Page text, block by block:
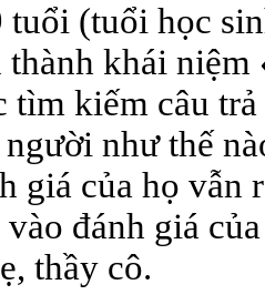
tuổi (tuổi học
khái niệm
tìm kiếm câu
như thế
giá của họ vẫn
đánh giá
thầy cô.